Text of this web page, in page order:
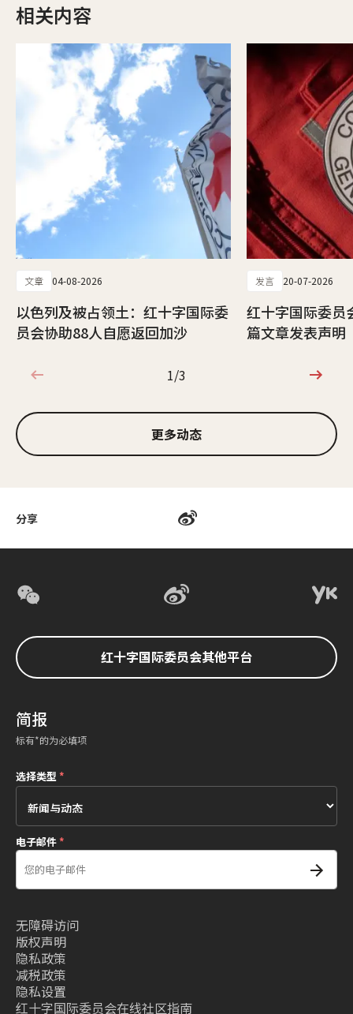
分享
相关内容
文章 04-08-2026
以色列及被占领土：红十字国际委
员会协助88人自愿返回加沙
发言 20-07-2026
红十字国际委员
篇文章发表声明
1/3
1/3
更多动态
红十字国际委员会其他平台
简报
标有*的为必填项
选择类型*
电子邮件*
无障碍访问
版权声明
隐私政策
减税政策
隐私设置
红十字国际委员会在线社区指南